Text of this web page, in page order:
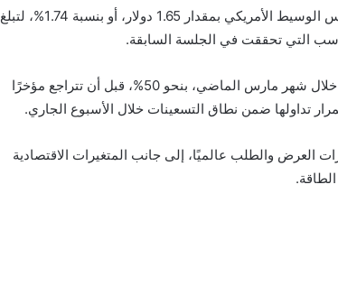
الوسيط
الأمريكي بمقدار 1.65 دولار، أو بنسبة 1.74%، لتبلغ
وكانت أسعار النفط قد سجلت ارتفاعًا ملحوظًا خلال شهر مارس الماضي، بنحو 50%، قبل أن تتراجع مؤخرًا
العرض والطلب عالميًا، إلى جانب المتغيرات الاقتصادية